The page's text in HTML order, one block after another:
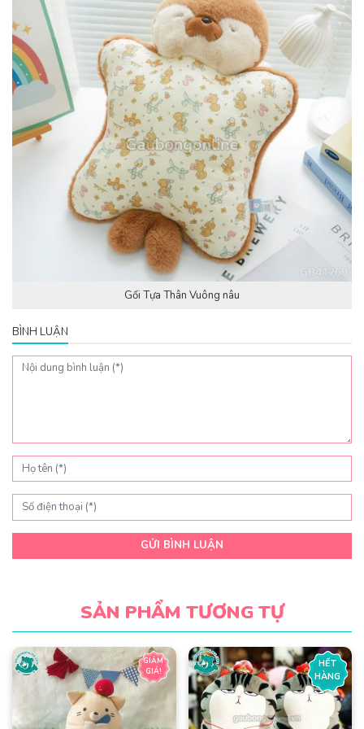
Gối Tựa Thân Vuông nâu
BÌNH LUẬN
GỬI BÌNH LUẬN
SẢN PHẨM TƯƠNG TỰ
GIẢM
GIÁ!
HẾT
HÀNG